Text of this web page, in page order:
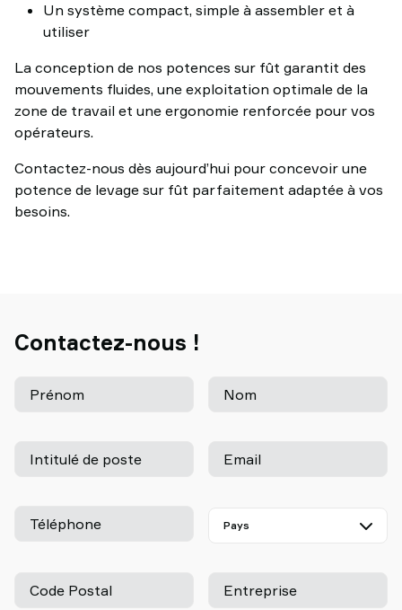
Un système compact, simple à assembler et à
utiliser
La conception de nos potences sur fût garantit des
mouvements fluides, une exploitation optimale de la
zone de travail et une ergonomie renforcée pour vos
opérateurs.
Contactez-nous dès aujourd’hui pour concevoir une
potence de levage sur fût parfaitement adaptée à vos
besoins.
Contactez-nous !
Prénom Nom
Intitulé de poste Email
Téléphone
Code Postal Entreprise